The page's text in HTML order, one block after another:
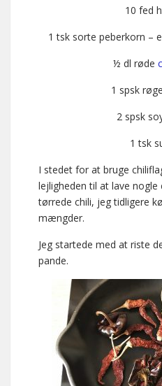
10 fed
1 tsk sorte peberkorn –
½ dl røde
1 spsk
2 spsk
1 tsk
I stedet for at bruge
lejligheden til at lave
tørrede chili, jeg tidligere
mængder.
Jeg startede med at riste
pande.